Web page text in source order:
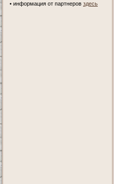
• информация от партнеров здесь